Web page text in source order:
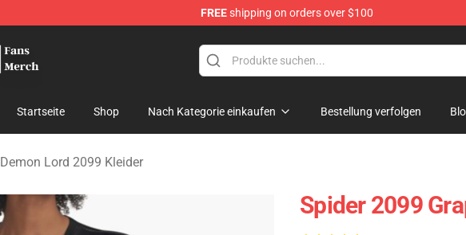
FREEshipping on orders over $100
Startseite Shop Nach Kategorie einkaufen Bestellung verfolgen
Demon Lord 2099 Kleider
Spider 2099